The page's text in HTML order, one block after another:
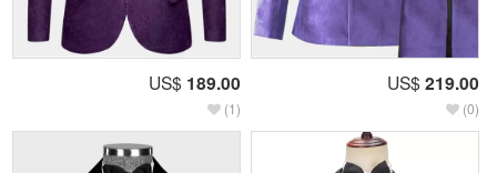
US$ 189.00
(1)
US$ 219.00
(0)